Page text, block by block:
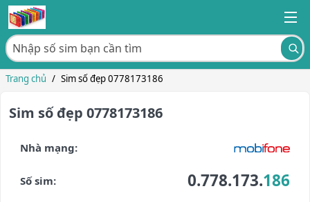
Trang chủ / Sim số đẹp 0778173186
Sim số đẹp 0778173186
Nhà mạng:
Số sim: 0.778.173.186